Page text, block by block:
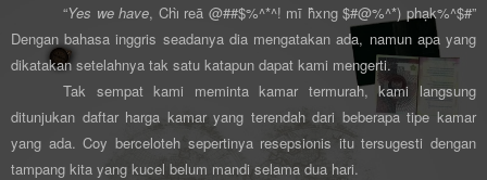
“Yes we have, Chı̀ reā @##$%^*^! mī h̄̂xng $#@%^*) phạk%^$#”
Dengan bahasa inggris seadanya dia mengatakan ada, namun apa yang
dikatakan setelahnya tak satu katapun dapat kami mengerti.
Tak sempat kami meminta kamar termurah, kami langsung
ditunjukan daftar harga kamar yang terendah dari beberapa tipe kamar
yang ada. Coy berceloteh sepertinya resepsionis itu tersugesti dengan
tampang kita yang kucel belum mandi selama dua hari.